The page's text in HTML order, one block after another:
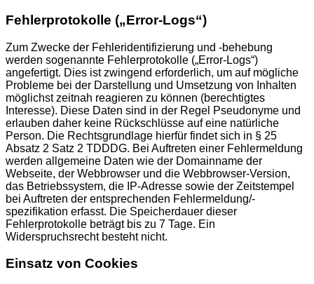
Fehlerprotokolle („Error-Logs“)
Zum Zwecke der Fehleridentifizierung und -behebung
werden sogenannte Fehlerprotokolle („Error-Logs“)
angefertigt. Dies ist zwingend erforderlich, um auf mögliche
Probleme bei der Darstellung und Umsetzung von Inhalten
möglichst zeitnah reagieren zu können (berechtigtes
Interesse). Diese Daten sind in der Regel Pseudonyme und
erlauben daher keine Rückschlüsse auf eine natürliche
Person. Die Rechtsgrundlage hierfür findet sich in § 25
Absatz 2 Satz 2 TDDDG. Bei Auftreten einer Fehlermeldung
werden allgemeine Daten wie der Domainname der
Webseite, der Webbrowser und die Webbrowser-Version,
das Betriebssystem, die IP-Adresse sowie der Zeitstempel
bei Auftreten der entsprechenden Fehlermeldung/-
spezifikation erfasst. Die Speicherdauer dieser
Fehlerprotokolle beträgt bis zu 7 Tage. Ein
Widerspruchsrecht besteht nicht.
Einsatz von Cookies